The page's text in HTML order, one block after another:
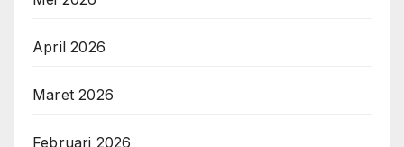
April 2026
Maret 2026
Februari 2026